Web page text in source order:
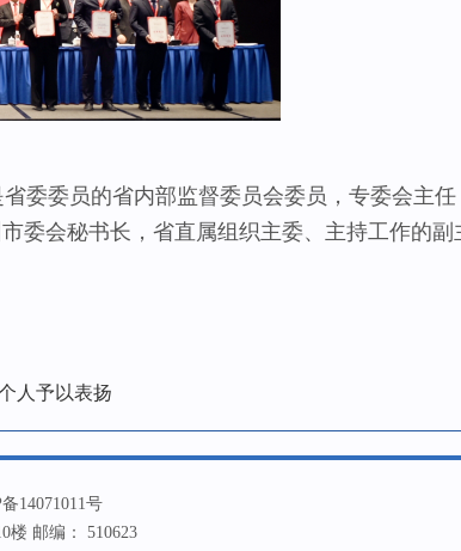
委委员的省内部监督委员会委员，专委会主任
委会秘书长，省直属组织主委、主持工作的副
人予以表扬
14071011号
楼 邮编： 510623